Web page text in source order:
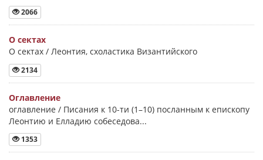
2066
О сектах
О сектах / Леонтия, схоластика Византийского
2134
Оглавление
оглавление / Писания к 10-ти (1–10) посланным к епископу
Леонтию и Елладию собеседова...
1353